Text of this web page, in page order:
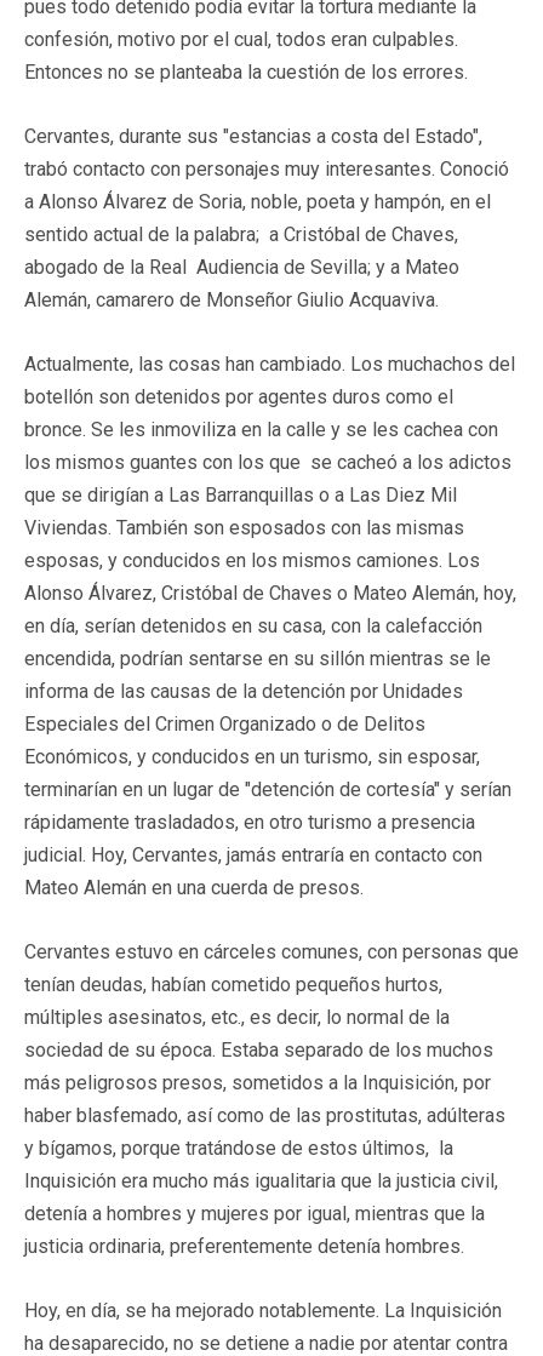
pues todo detenido podía evitar la tortura mediante la
confesión, motivo por el cual, todos eran culpables.
Entonces no se planteaba la cuestión de los errores.
Cervantes, durante sus "estancias a costa del Estado",
trabó contacto con personajes muy interesantes. Conoció
a Alonso Álvarez de Soria, noble, poeta y hampón, en el
sentido actual de la palabra; a Cristóbal de Chaves,
abogado de la Real Audiencia de Sevilla; y a Mateo
Alemán, camarero de Monseñor Giulio Acquaviva.
Actualmente, las cosas han cambiado. Los muchachos del
botellón son detenidos por agentes duros como el
bronce. Se les inmoviliza en la calle y se les cachea con
los mismos guantes con los que se cacheó a los adictos
que se dirigían a Las Barranquillas o a Las Diez Mil
Viviendas. También son esposados con las mismas
esposas, y conducidos en los mismos camiones. Los
Alonso Álvarez, Cristóbal de Chaves o Mateo Alemán, hoy,
en día, serían detenidos en su casa, con la calefacción
encendida, podrían sentarse en su sillón mientras se le
informa de las causas de la detención por Unidades
Especiales del Crimen Organizado o de Delitos
Económicos, y conducidos en un turismo, sin esposar,
terminarían en un lugar de "detención de cortesía" y serían
rápidamente trasladados, en otro turismo a presencia
judicial. Hoy, Cervantes, jamás entraría en contacto con
Mateo Alemán en una cuerda de presos.
Cervantes estuvo en cárceles comunes, con personas que
tenían deudas, habían cometido pequeños hurtos,
múltiples asesinatos, etc., es decir, lo normal de la
sociedad de su época. Estaba separado de los muchos
más peligrosos presos, sometidos a la Inquisición, por
haber blasfemado, así como de las prostitutas, adúlteras
y bígamos, porque tratándose de estos últimos, la
Inquisición era mucho más igualitaria que la justicia civil,
detenía a hombres y mujeres por igual, mientras que la
justicia ordinaria, preferentemente detenía hombres.
Hoy, en día, se ha mejorado notablemente. La Inquisición
ha desaparecido, no se detiene a nadie por atentar contra